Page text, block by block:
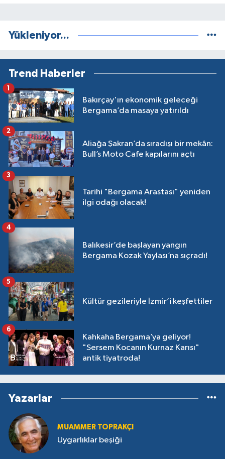
Yükleniyor...
Trend Haberler
Bakırçay'ın ekonomik geleceği
Bergama’da masaya yatırıldı
1
Aliağa Şakran’da sıradışı bir mekân:
Bull’s Moto Cafe kapılarını açtı
2
Tarihi "Bergama Arastası" yeniden
ilgi odağı olacak!
3
Balıkesir’de başlayan yangın
Bergama Kozak Yaylası’na sıçradı!
4
Kültür gezileriyle İzmir’i keşfettiler
5
Kahkaha Bergama’ya geliyor!
"Sersem Kocanın Kurnaz Karısı"
antik tiyatroda!
6
Yazarlar
MUAMMER TOPRAKÇI
Uygarlıklar beşiği